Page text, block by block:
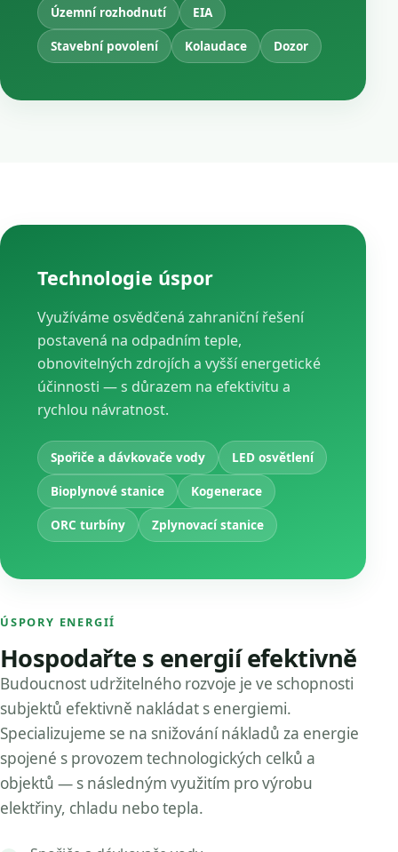
Územní rozhodnutí
EIA
Stavební povolení
Kolaudace Dozor
Technologie úspor
Využíváme osvědčená zahraniční řešení
postavená na odpadním teple,
obnovitelných zdrojích a vyšší energetické
účinnosti — s důrazem na efektivitu a
rychlou návratnost.
Spořiče a dávkovače vody
LED osvětlení
Bioplynové stanice
Kogenerace
ORC turbíny
Zplynovací stanice
ÚSPORY ENERGIÍ
Hospodařte s energií efektivně
Budoucnost udržitelného rozvoje je ve schopnosti
subjektů efektivně nakládat s energiemi.
Specializujeme se na snižování nákladů za energie
spojené s provozem technologických celků a
objektů — s následným využitím pro výrobu
elektřiny, chladu nebo tepla.